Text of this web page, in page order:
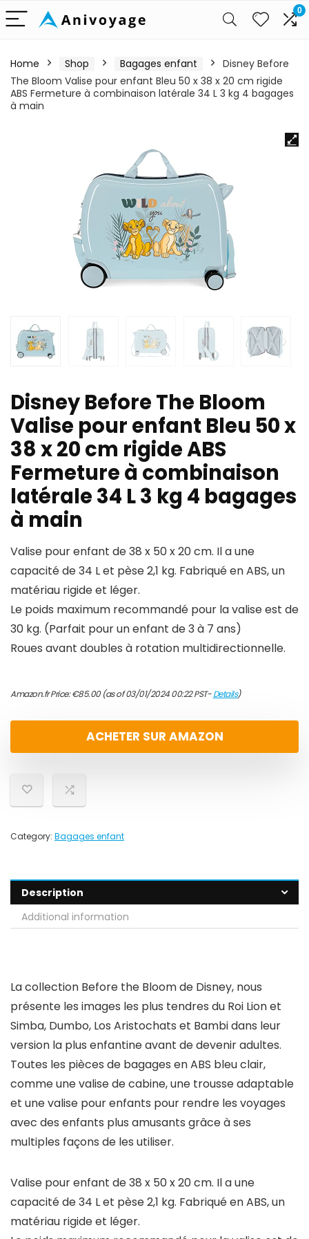
0
Home Shop Bagages enfant
Disney Before
The Bloom Valise pour enfant Bleu 50 x 38 x 20 cm rigide
ABS Fermeture à combinaison latérale 34 L 3 kg 4 bagages
à main
Disney Before The Bloom
Valise pour enfant Bleu 50 x
38 x 20 cm rigide ABS
Fermeture à combinaison
latérale 34 L 3 kg 4 bagages
à main
Valise pour enfant de 38 x 50 x 20 cm. Il a une
capacité de 34 L et pèse 2,1 kg. Fabriqué en ABS, un
matériau rigide et léger.
Le poids maximum recommandé pour la valise est de
30 kg. (Parfait pour un enfant de 3 à 7 ans)
Roues avant doubles à rotation multidirectionnelle.
Amazon.fr Price:€85.00(as of 03/01/2024 00:22 PST-Details)
ACHETER SUR AMAZON
Category: Bagages enfant
Description
Additional information
La collection Before the Bloom de Disney, nous
présente les images les plus tendres du Roi Lion et
Simba, Dumbo, Los Aristochats et Bambi dans leur
version la plus enfantine avant de devenir adultes.
Toutes les pièces de bagages en ABS bleu clair,
comme une valise de cabine, une trousse adaptable
et une valise pour enfants pour rendre les voyages
avec des enfants plus amusants grâce à ses
multiples façons de les utiliser.
Valise pour enfant de 38 x 50 x 20 cm. Il a une
capacité de 34 L et pèse 2,1 kg. Fabriqué en ABS, un
matériau rigide et léger.